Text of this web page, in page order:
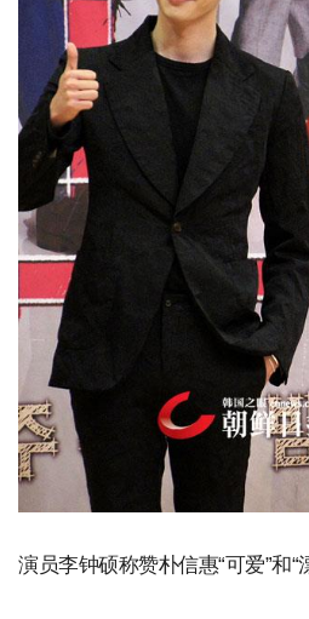
演员李钟硕称赞朴信惠“可爱”和“